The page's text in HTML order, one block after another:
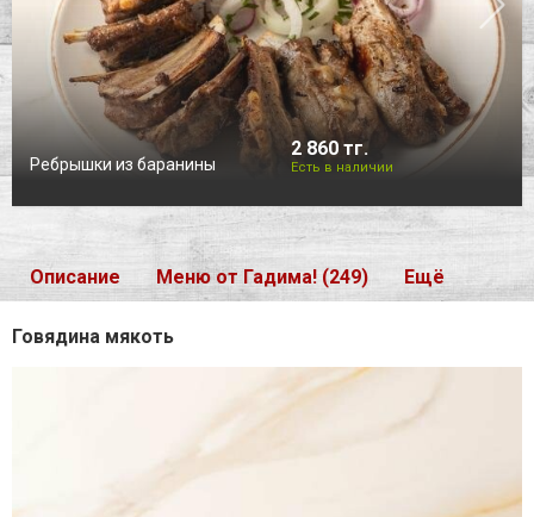
Ребрышки из баранины
2 860 тг.
Есть в наличии
Описание Меню от Гадима! (249) Ещё
Говядина мякоть